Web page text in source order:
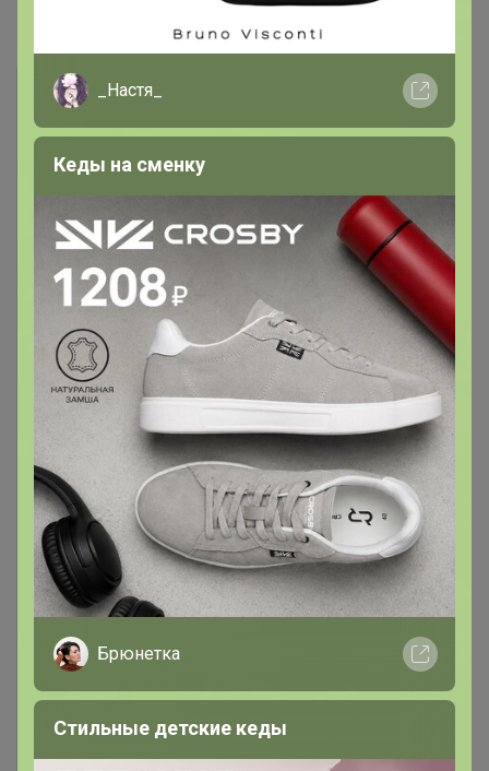
Начинаю переводить на прямою оплату, появляется
_Настя_
Кеды на сменку
Брюнетка
Стильные детские кеды